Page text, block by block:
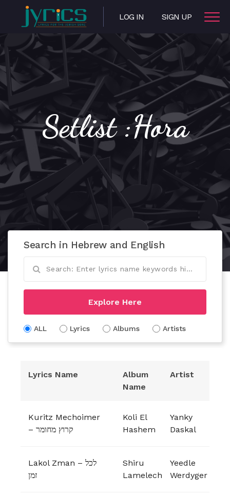
LOG IN SIGN UP
Setlist :Hora
Search in Hebrew and English
Explore Here
ALL Lyrics Albums Artists
Lyrics Name
Album
Name
Artist
Kuritz Mechoimer
– קרוץ מחומר
Koli El
Hashem
Yanky
Daskal
Lakol Zman – לכל
זמן
Shiru
Lamelech
Yeedle
Werdyger